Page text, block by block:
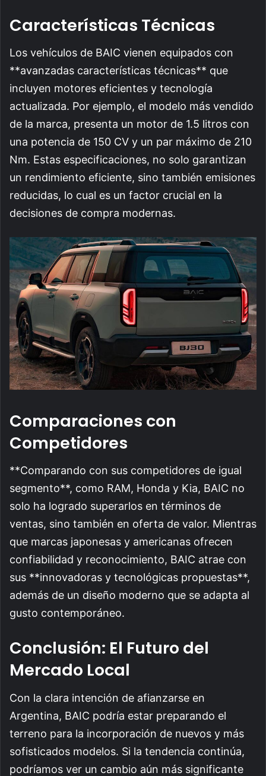
Características Técnicas
Los vehículos de BAIC vienen equipados con
**avanzadas características técnicas** que
incluyen motores eficientes y tecnología
actualizada. Por ejemplo, el modelo más vendido
de la marca, presenta un motor de 1.5 litros con
una potencia de 150 CV y un par máximo de 210
Nm. Estas especificaciones, no solo garantizan
un rendimiento eficiente, sino también emisiones
reducidas, lo cual es un factor crucial en la
decisiones de compra modernas.
Comparaciones con
Competidores
**Comparando con sus competidores de igual
segmento**, como RAM, Honda y Kia, BAIC no
solo ha logrado superarlos en términos de
ventas, sino también en oferta de valor. Mientras
que marcas japonesas y americanas ofrecen
confiabilidad y reconocimiento, BAIC atrae con
sus **innovadoras y tecnológicas propuestas**,
además de un diseño moderno que se adapta al
gusto contemporáneo.
Conclusión: El Futuro del
Mercado Local
Con la clara intención de afianzarse en
Argentina, BAIC podría estar preparando el
terreno para la incorporación de nuevos y más
sofisticados modelos. Si la tendencia continúa,
podríamos ver un cambio aún más significante